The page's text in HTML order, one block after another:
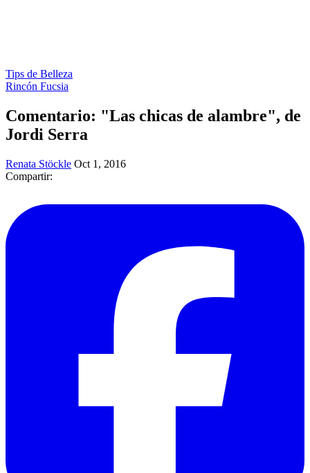
Tips de Belleza
Rincón Fucsia
Comentario: "Las chicas de alambre", de
Jordi Serra
Renata Stöckle Oct 1, 2016
Compartir: